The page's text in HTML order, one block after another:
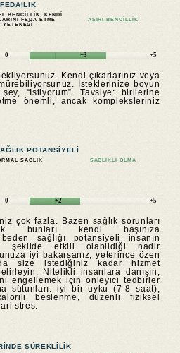
FEDAILIK
BENCILLIK, KENDI
FEDA ETME
YETENEĞI
AŞIRI BENCILLIK
0 +3 +5
Kendi çıkarlarınız veya
İsteklerinize boyun
“İstiyorum”. Tavsiye: birilerine
önemli, ancak kompleksleriniz
POTANSIYELI
SAĞLIK SAĞLIKLI OLMA
0 +2 +5
çok fazla. Bazen sağlık sorunları
bunları kendi başınıza
sağlığı potansiyeli insanın
şekilde etkili olabildiği nadir
iyi bakarsanız, yeterince özen
size istediğiniz kadar hizmet
Nitelikli insanlara danışın,
engellemek için önleyici tedbirler
sütunları: iyi bir uyku (7-8 saat),
beslenme, düzenli fiziksel
stres.
SÜREKLILIK